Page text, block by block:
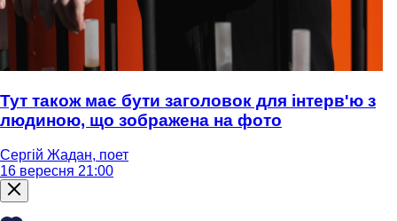
Тут також має бути заголовок для інтерв'ю з
людиною, що зображена на фото
Сергій Жадан, поет
16 вересня 21:00